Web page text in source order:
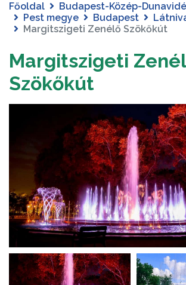
Főoldal
Budapest-Közép-
Pest megye
Budapest
Margitszigeti Zenélő Szökőkút
Margitszigeti
Szökőkút